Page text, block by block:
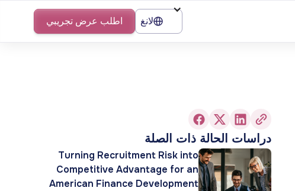
لانغ اطلب عرض تجريبي
دراسات الحالة ذات الصلة
Turning Recruitment Risk into
Competitive Advantage for an
American Finance Development